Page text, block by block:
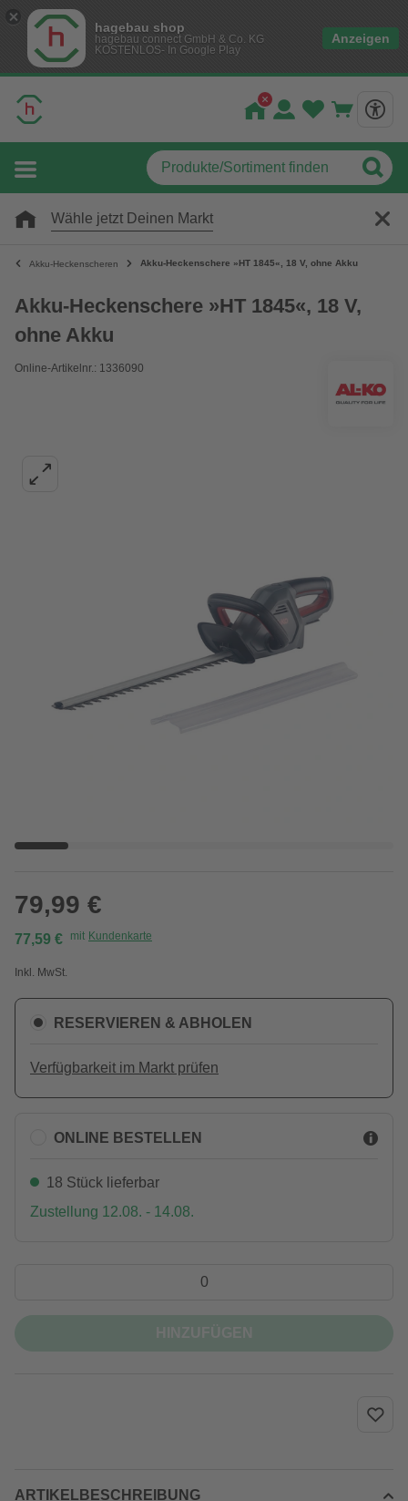
hagebau shop
hagebau connect GmbH & Co. KG
KOSTENLOS- In Google Play
Anzeigen
Wähle jetzt Deinen Markt
Akku-Heckenscheren Akku-Heckenschere »HT 1845«, 18 V, ohne Akku
Akku-Heckenschere »HT 1845«, 18 V,
ohne Akku
Online-Artikelnr.: 1336090
79,99 €
77,59 € mit Kundenkarte
Inkl. MwSt.
RESERVIEREN & ABHOLEN
Verfügbarkeit im Markt prüfen
ONLINE BESTELLEN
18 Stück lieferbar
Zustellung 12.08. - 14.08.
ARTIKELBESCHREIBUNG